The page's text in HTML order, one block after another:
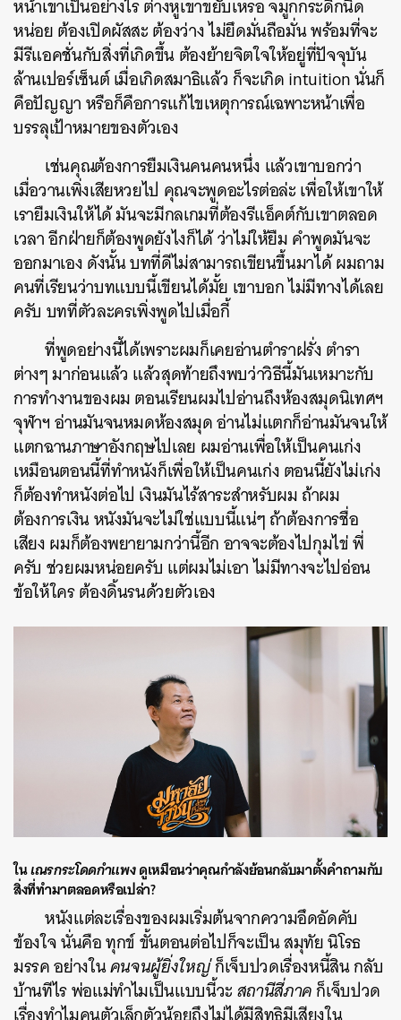
หน้าเขาเป็นอย่างไร ต่างหูเขาขยับเหรอ จมูกกระดิกนิด
หน่อย ต้องเปิดผัสสะ ต้องว่าง ไม่ยึดมั่นถือมั่น พร้อมที่จะ
มีรีแอคชั่นกับสิ่งที่เกิดขึ้น ต้องย้ายจิตใจให้อยู่ที่ปัจจุบัน
ล้านเปอร์เซ็นต์ เมื่อเกิดสมาธิแล้ว ก็จะเกิด intuition นั่นก็
คือปัญญา หรือก็คือการแก้ไขเหตุการณ์เฉพาะหน้าเพื่อ
บรรลุเป้าหมายของตัวเอง
เช่นคุณต้องการยืมเงินคนคนหนึ่ง แล้วเขาบอกว่า
เมื่อวานเพิ่งเสียหวยไป คุณจะพูดอะไรต่อล่ะ เพื่อให้เขาให้
เรายืมเงินให้ได้ มันจะมีกลเกมที่ต้องรีแอ็คต์กับเขาตลอด
เวลา อีกฝ่ายก็ต้องพูดยังไงก็ได้ ว่าไม่ให้ยืม คำพูดมันจะ
ออกมาเอง ดังนั้น บทที่ดีไม่สามารถเขียนขึ้นมาได้ ผมถาม
คนที่เรียนว่าบทแบบนี้เขียนได้มั้ย เขาบอก ไม่มีทางได้เลย
ครับ บทที่ตัวละครเพิ่งพูดไปเมื่อกี้
ที่พูดอย่างนี้ได้เพราะผมก็เคยอ่านตำราฝรั่ง ตำรา
ต่างๆ มาก่อนแล้ว แล้วสุดท้ายถึงพบว่าวิธีนี้มันเหมาะกับ
การทำงานของผม ตอนเรียนผมไปอ่านถึงห้องสมุดนิเทศฯ
จุฬาฯ อ่านมันจนหมดห้องสมุด อ่านไม่แตกก็อ่านมันจนให้
แตกฉานภาษาอังกฤษไปเลย ผมอ่านเพื่อให้เป็นคนเก่ง
เหมือนตอนนี้ที่ทำหนังก็เพื่อให้เป็นคนเก่ง ตอนนี้ยังไม่เก่ง
ก็ต้องทำหนังต่อไป เงินมันไร้สาระสำหรับผม ถ้าผม
ต้องการเงิน หนังมันจะไม่ใช่แบบนี้แน่ๆ ถ้าต้องการชื่อ
เสียง ผมก็ต้องพยายามกว่านี้อีก อาจจะต้องไปกุมไข่ พี่
ครับ ช่วยผมหน่อยครับ แต่ผมไม่เอา ไม่มีทางจะไปอ่อน
ข้อให้ใคร ต้องดิ้นรนด้วยตัวเอง
ในเณรกระโดดกำแพงดูเหมือนว่าคุณกำลังย้อนกลับมาตั้งคำถามกับ
สิ่งที่ทำมาตลอดหรือเปล่า?
หนังแต่ละเรื่องของผมเริ่มต้นจากความอึดอัดคับ
ข้องใจ นั่นคือ ทุกข์ ขั้นตอนต่อไปก็จะเป็น สมุทัย นิโรธ
มรรค อย่างในคนจนผู้ยิ่งใหญ่ก็เจ็บปวดเรื่องหนี้สิน กลับ
บ้านทีไร พ่อแม่ทำไมเป็นแบบนี้วะสถานีสี่ภาคก็เจ็บปวด
ค้นหา